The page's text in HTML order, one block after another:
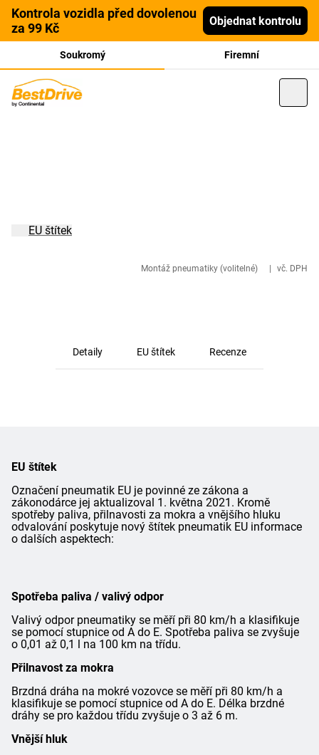
Kontrola vozidla před dovolenou
za 99 Kč
Objednat kontrolu
Soukromý Firemní
Montáž pneumatiky (volitelné) vč. DPH
EU štítek
Detaily EU štítek Recenze
EU štítek
Označení pneumatik EU je povinné ze zákona a
zákonodárce jej aktualizoval 1. května 2021. Kromě
spotřeby paliva, přilnavosti za mokra a vnějšího hluku
odvalování poskytuje nový štítek pneumatik EU informace
o dalších aspektech:
Spotřeba paliva / valivý odpor
Valivý odpor pneumatiky se měří při 80 km/h a klasifikuje
se pomocí stupnice od A do E. Spotřeba paliva se zvyšuje
o 0,01 až 0,1 l na 100 km na třídu.
Přilnavost za mokra
Brzdná dráha na mokré vozovce se měří při 80 km/h a
klasifikuje se pomocí stupnice od A do E. Délka brzdné
dráhy se pro každou třídu zvyšuje o 3 až 6 m.
Vnější hluk